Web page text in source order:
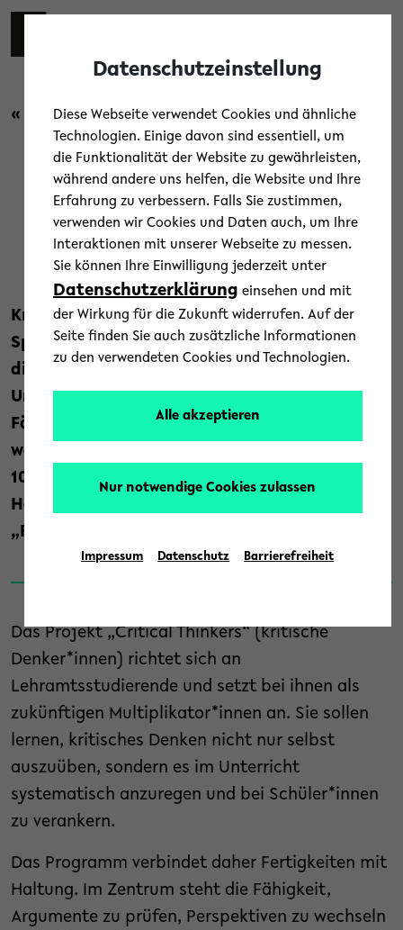
Skip to main content
« Zurück zur Übersicht
Zukunftskompetenz: Kritisch
denken unter Druck
16. Januar 2026
Kritisches Denken gerät zunehmend unter
Spannung – durch Informationsflut, KI und
digitale Routinen. Ein neues Projekt der
Universität Bielefeld soll zeigen, wie diese
Fähigkeit als Zukunftskompetenz gestärkt
werden kann. Gefördert wird es mit
100.000 Euro vom Stifterverband und der
Heinz Nixdorf Stiftung im Programm
„Futureversities“.
Das Projekt „Critical Thinkers“ (kritische
Denker*innen) richtet sich an
Lehramtsstudierende und setzt bei ihnen als
zukünftigen Multiplikator*innen an. Sie sollen
lernen, kritisches Denken nicht nur selbst
auszuüben, sondern es im Unterricht
systematisch anzuregen und bei Schüler*innen
zu verankern.
​Das Programm verbindet daher Fertigkeiten mit
Haltung. Im Zentrum steht die Fähigkeit,
Argumente zu prüfen, Perspektiven zu wechseln
Datenschutzeinstellung
Diese Webseite verwendet Cookies und ähnliche
Technologien. Einige davon sind essentiell, um
die Funktionalität der Website zu gewährleisten,
während andere uns helfen, die Website und Ihre
Erfahrung zu verbessern. Falls Sie zustimmen,
verwenden wir Cookies und Daten auch, um Ihre
Interaktionen mit unserer Webseite zu messen.
Sie können Ihre Einwilligung jederzeit unter
Datenschutzerklärung einsehen und mit
der Wirkung für die Zukunft widerrufen. Auf der
Seite finden Sie auch zusätzliche Informationen
zu den verwendeten Cookies und Technologien.
Alle akzeptieren
Nur notwendige Cookies zulassen
Impressum Datenschutz Barrierefreiheit